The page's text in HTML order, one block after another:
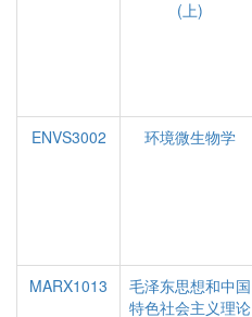
(上)
ENVS3002
环境微生物学
MARX1013
毛泽东思想和中国
特色社会主义理论